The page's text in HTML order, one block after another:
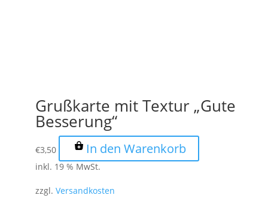
Grußkarte mit Textur „Gute
Besserung“
€3,50 In den Warenkorb
inkl. 19 % MwSt.
zzgl. Versandkosten